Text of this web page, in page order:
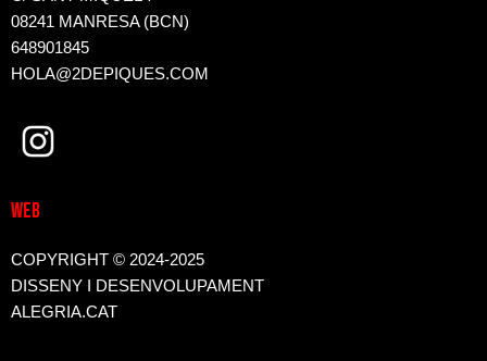
08241 MANRESA (BCN)
648901845
HOLA@2DEPIQUES.COM
WEB
COPYRIGHT © 2024-2025
DISSENY I DESENVOLUPAMENT
ALEGRIA.CAT